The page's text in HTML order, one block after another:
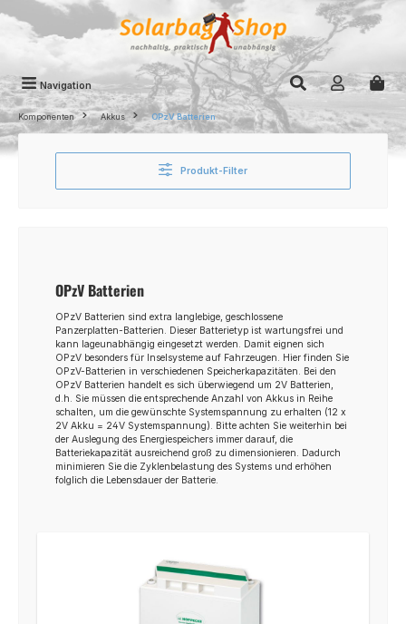
Zum Hauptinhalt springen
Navigation
Komponenten Akkus OPzV Batterien
Produkt-Filter
OPzV Batterien
OPzV Batterien sind extra langlebige, geschlossene
Panzerplatten-Batterien. Dieser Batterietyp ist wartungsfrei und
kann lageunabhängig eingesetzt werden. Damit eignen sich
OPzV besonders für Inselsysteme auf Fahrzeugen. Hier finden Sie
OPzV-Batterien in verschiedenen Speicherkapazitäten. Bei den
OPzV Batterien handelt es sich überwiegend um 2V Batterien,
d.h. Sie müssen die entsprechende Anzahl von Akkus in Reihe
schalten, um die gewünschte Systemspannung zu erhalten (12 x
2V Akku = 24V Systemspannung). Bitte achten Sie weiterhin bei
der Auslegung des Energiespeichers immer darauf, die
Batteriekapazität ausreichend groß zu dimensionieren. Dadurch
minimieren Sie die Zyklenbelastung des Systems und erhöhen
folglich die Lebensdauer der Batterie.